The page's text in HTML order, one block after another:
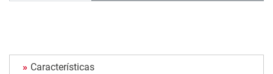
Características